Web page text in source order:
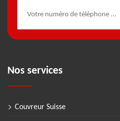
Nos services
Couvreur Suisse